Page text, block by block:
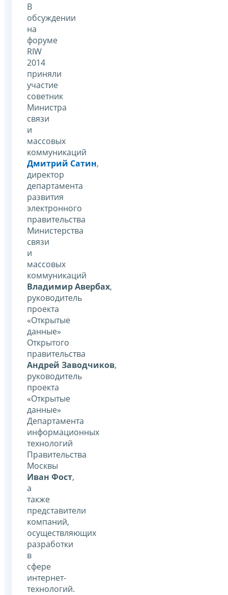
В
обсуждении
на
форуме
RIW
2014
приняли
участие
советник
Министра
связи
и
массовых
коммуникаций
Дмитрий Сатин,
директор
департамента
развития
электронного
правительства
Министерства
связи
и
массовых
коммуникаций
Владимир Авербах,
руководитель
проекта
«Открытые
данные»
Открытого
правительства
Андрей Заводчиков,
руководитель
проекта
«Открытые
данные»
Департамента
информационных
технологий
Правительства
Москвы
Иван Фост,
а
также
представители
компаний,
осуществляющих
разработки
в
сфере
интернет-
технологий.